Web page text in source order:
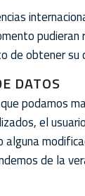
pudieran
de obtener su
DATOS
podamos
el
alguna
de la